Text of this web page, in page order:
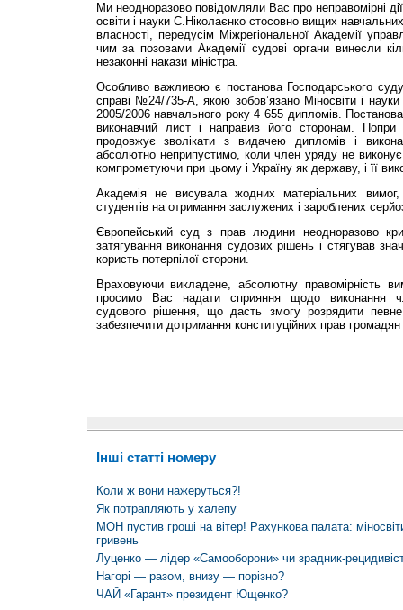
Ми неодноразово повідомляли Вас про неправомірні
освіти і науки С.Ніколаєнко стосовно вищих
власності, передусім Міжрегіональної Академії
чим за позовами Академії судові органи винесли
незаконні накази міністра.
Особливо важливою є постанова Господарського
справі №24/735-А, якою зобов’язано Міносвіти і
2005/2006 навчального року 4 655 дипломів.
виконавчий лист і направив його сторонам. Попри
продовжує зволікати з видачею дипломів і
абсолютно неприпустимо, коли член уряду не виконує
компрометуючи при цьому і Україну як державу, і її
Академія не висувала жодних матеріальних
студентів на отримання заслужених і зароблених
Європейський суд з прав людини неодноразово
затягування виконання судових рішень і стягував
користь потерпілої сторони.
Враховуючи викладене, абсолютну правомірність
просимо Вас надати сприяння щодо виконання
судового рішення, що дасть змогу розрядити
забезпечити дотримання конституційних прав громадян
Інші статті номеру
Коли ж вони нажеруться?!
Як потрапляють у халепу
МОН пустив гроші на вітер! Рахункова палата:
гривень
Луценко — лідер «Самооборони» чи зрадник-
Нагорі — разом, внизу — порізно?
ЧАЙ «Гарант» президент Ющенко?